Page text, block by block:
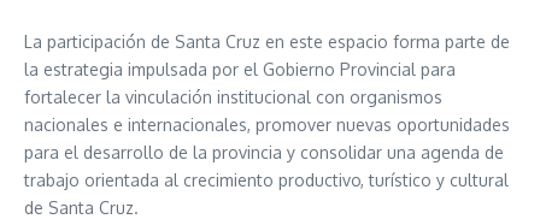
La participación de Santa Cruz en este espacio forma parte de
la estrategia impulsada por el Gobierno Provincial para
fortalecer la vinculación institucional con organismos
nacionales e internacionales, promover nuevas oportunidades
para el desarrollo de la provincia y consolidar una agenda de
trabajo orientada al crecimiento productivo, turístico y cultural
de Santa Cruz.